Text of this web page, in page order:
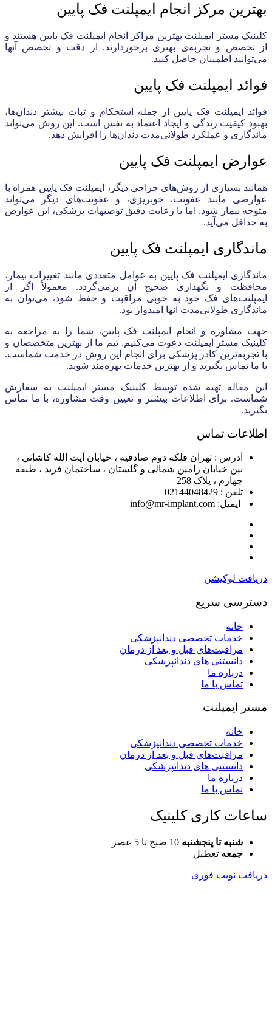
بهترین مرکز انجام ایمپلنت فک پایین
کلینیک مستر ایمپلنت بهترین مراکز انجام ایمپلنت فک پایین هستند و
از تخصص و تجربه‌ی بهتری برخوردارند. از دقت و تخصص آنها
می‌توانید اطمینان حاصل کنید.
فوائد ایمپلنت فک پایین
فوائد ایمپلنت فک پایین از جمله استحکام و ثبات بیشتر دندان‌ها،
بهبود کیفیت زندگی و ایجاد اعتماد به نفس است. این روش می‌تواند
ماندگاری و عملکرد طولانی‌مدت دندان‌ها را افزایش دهد.
عوارض ایمپلنت فک پایین
همانند بسیاری از روش‌های جراحی دیگر، ایمپلنت فک پایین همراه با
عوارضی مانند عفونت، خونریزی، و عفونت‌های دیگر می‌تواند
متوجه بیمار شود. اما با رعایت دقیق توصیهات پزشکی، این عوارض
به حداقل می‌آید.
ماندگاری ایمپلنت فک پایین
ماندگاری ایمپلنت فک پایین به عوامل متعددی مانند تغییرات بیمار،
محافظت و نگهداری صحیح آن برمی‌گردد. معمولاً اگر از
ایمپلنت‌های فک خود به خوبی مراقبت و حفظ شود، می‌توان به
ماندگاری طولانی‌مدت آنها امیدوار بود.
جهت مشاوره و انجام ایمپلنت فک پایین، شما را به مراجعه به
کلینیک مستر ایمپلنت دعوت می‌کنیم. تیم ما از بهترین متخصصان و
با تجربه‌ترین کادر پزشکی برای انجام این روش در خدمت شماست.
با ما تماس بگیرید و از بهترین خدمات بهره‌مند شوید.
این مقاله تهیه شده توسط کلینیک مستر ایمپلنت به سفارش
شماست. برای اطلاعات بیشتر و تعیین وقت مشاوره، با ما تماس
بگیرید.
اطلاعات تماس
آدرس : تهران فلکه دوم صادقیه ، خیابان آیت الله کاشانی ،
بین خیابان رامین شمالی و گلستان ، ساختمان فربد ، طبقه
چهارم ، پلاک 258
تلفن : 02144048429
ایمیل: info@mr-implant.com
دریافت لوکیشن
دسترسی سریع
خانه
خدمات تخصصی دندانپزشکی
مراقبت‌های قبل و بعد از درمان
دانستنی های دندانپزشکی
درباره ما
تماس با ما
مستر ایمپلنت
خانه
خدمات تخصصی دندانپزشکی
مراقبت‌های قبل و بعد از درمان
دانستنی های دندانپزشکی
درباره ما
تماس با ما
ساعات کاری کلینیک
شنبه تا پنجشنبه 10 صبح تا 5 عصر
جمعه تعطیل
دریافت نوبت فوری